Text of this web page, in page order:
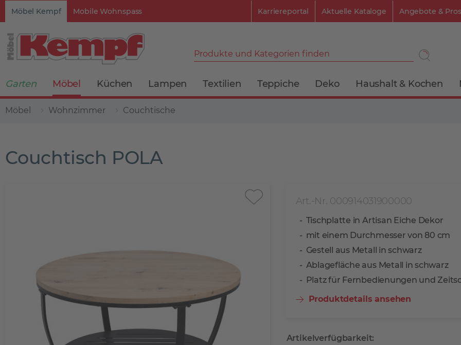
Möbel Kempf Mobile Wohnspass Karriereportal Aktuelle Kataloge Angebote &
Produkte und Kategorien finden
Garten Möbel Küchen Lampen Textilien Teppiche Deko Haushalt & Kochen
Möbel Wohnzimmer Couchtische
Couchtisch POLA
Art.-Nr. 000914031900000
Tischplatte in Artisan Eiche Dekor
mit einem Durchmesser von 80 cm
Gestell aus Metall in schwarz
Ablagefläche aus Metall in schwarz
Platz für Fernbedienungen und
Produktdetails ansehen
Artikelverfügbarkeit: